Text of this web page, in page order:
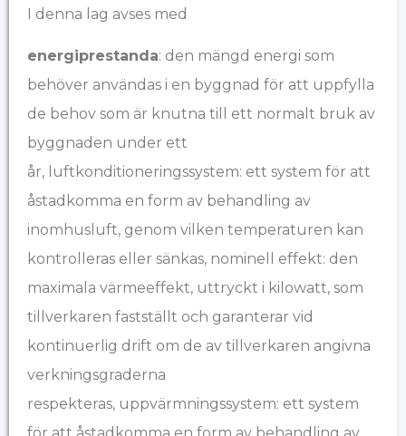
I denna lag avses med
energiprestanda: den mängd energi som
behöver användas i en byggnad för att uppfylla
de behov som är knutna till ett normalt bruk av
byggnaden under ett
år, luftkonditioneringssystem: ett system för att
åstadkomma en form av behandling av
inomhusluft, genom vilken temperaturen kan
kontrolleras eller sänkas, nominell effekt: den
maximala värmeeffekt, uttryckt i kilowatt, som
tillverkaren fastställt och garanterar vid
kontinuerlig drift om de av tillverkaren angivna
verkningsgraderna
respekteras, uppvärmningssystem: ett system